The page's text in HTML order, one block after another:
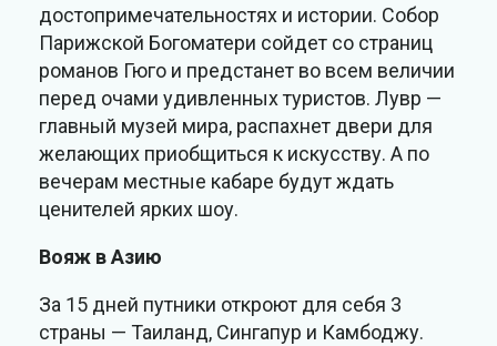
достопримечательностях и истории. Собор
Парижской Богоматери сойдет со страниц
романов Гюго и предстанет во всем величии
перед очами удивленных туристов. Лувр —
главный музей мира, распахнет двери для
желающих приобщиться к искусству. А по
вечерам местные кабаре будут ждать
ценителей ярких шоу.
Вояж в Азию
За 15 дней путники откроют для себя 3
страны — Таиланд, Сингапур и Камбоджу.